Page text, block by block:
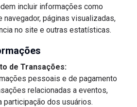
incluir informações como
navegador, páginas visualizadas,
no site e outras estatísticas.
de Transações:
pessoais e de pagamento
relacionadas a eventos,
participação dos usuários.